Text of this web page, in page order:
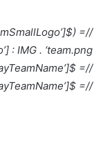
IMG . ‘team.png’; ?>
//= $match[‘AwayTeamName’]; ?>
//= $match[‘AwayTeamName’]; ?>